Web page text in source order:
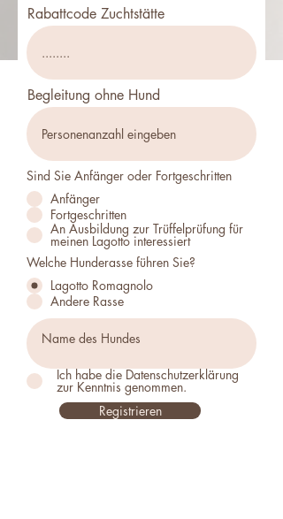
Rabattcode Zuchtstätte
Begleitung ohne Hund
Sind Sie Anfänger oder Fortgeschritten
Anfänger
Fortgeschritten
An Ausbildung zur Trüffelprüfung für
meinen Lagotto interessiert
Welche Hunderasse führen Sie?
Lagotto Romagnolo
Andere Rasse
Ich habe die Datenschutzerklärung
zur Kenntnis genommen.
Registrieren